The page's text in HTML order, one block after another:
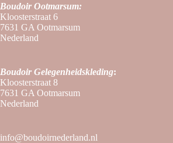
Boudoir Ootmarsum:
Kloosterstraat 6
7631 GA Ootmarsum
Nederland
Boudoir Gelegenheidskleding:
Kloosterstraat 8
7631 GA Ootmarsum
Nederland
info@boudoirnederland.nl